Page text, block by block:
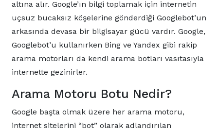
altına alır. Google’ın bilgi toplamak için internetin
uçsuz bucaksız köşelerine gönderdiği Googlebot’un
arkasında devasa bir bilgisayar gücü vardır. Google,
Googlebot’u kullanırken Bing ve Yandex gibi rakip
arama motorları da kendi arama botları vasıtasıyla
internette gezinirler.
Arama Motoru Botu Nedir?
Google başta olmak üzere her arama motoru,
internet sitelerini “bot” olarak adlandırılan